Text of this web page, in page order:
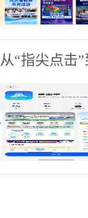
从“指尖点击